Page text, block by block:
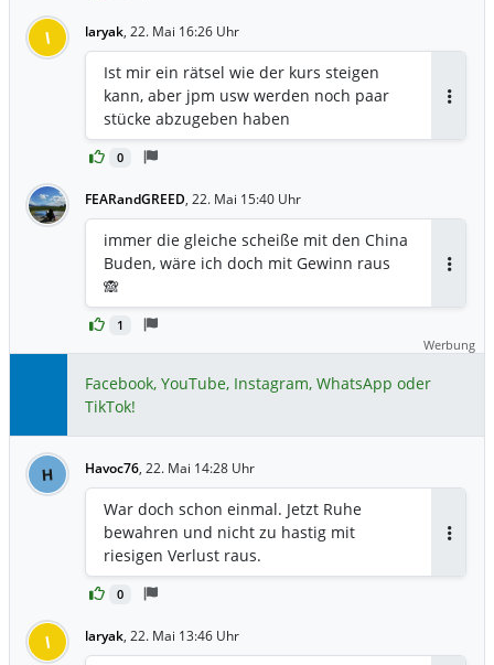
l laryak, 22. Mai 16:26 Uhr
0
Ist mir ein rätsel wie der kurs steigen
kann, aber jpm usw werden noch paar
stücke abzugeben haben
FEARandGREED, 22. Mai 15:40 Uhr
1
immer die gleiche scheiße mit den China
Buden, wäre ich doch mit Gewinn raus
🙈
Werbung
Facebook, YouTube, Instagram, WhatsApp oder
TikTok!
H Havoc76, 22. Mai 14:28 Uhr
0
War doch schon einmal. Jetzt Ruhe
bewahren und nicht zu hastig mit
riesigen Verlust raus.
l laryak, 22. Mai 13:46 Uhr